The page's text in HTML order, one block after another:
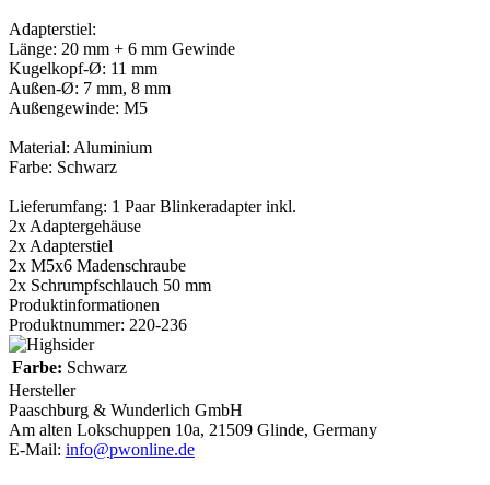
Adapterstiel:
Länge: 20 mm + 6 mm Gewinde
Kugelkopf-Ø: 11 mm
Außen-Ø: 7 mm, 8 mm
Außengewinde: M5
Material: Aluminium
Farbe: Schwarz
Lieferumfang: 1 Paar Blinkeradapter inkl.
2x Adaptergehäuse
2x Adapterstiel
2x M5x6 Madenschraube
2x Schrumpfschlauch 50 mm
Produktinformationen
Produktnummer: 220-236
Farbe: Schwarz
Hersteller
Paaschburg & Wunderlich GmbH
Am alten Lokschuppen 10a, 21509 Glinde, Germany
E-Mail: info@pwonline.de